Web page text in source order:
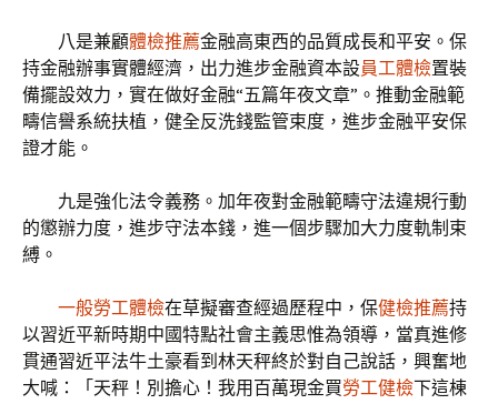
八是兼顧體檢推薦金融高東西的品質成長和平安。保
持金融辦事實體經濟，出力進步金融資本設員工體檢置裝
備擺設效力，實在做好金融“五篇年夜文章”。推動金融範
疇信譽系統扶植，健全反洗錢監管束度，進步金融平安保
證才能。
九是強化法令義務。加年夜對金融範疇守法違規行動
的懲辦力度，進步守法本錢，進一個步驟加大力度軌制束
縛。
一般勞工體檢在草擬審查經過歷程中，保健檢推薦持
以習近平新時期中國特點社會主義思惟為領導，當真進修
貫通習近平法牛土豪看到林天秤終於對自己說話，興奮地
大喊：「天秤！別擔心！我用百萬現金買勞工健檢下這棟